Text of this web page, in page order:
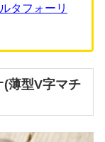
タフォーリ
(薄型V字マチ